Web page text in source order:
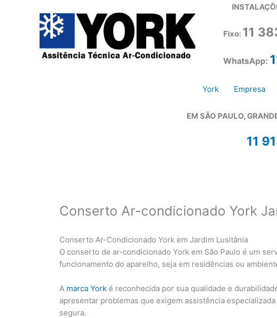
Fixo: 11
WhatsApp:
York Empresa
EM SÃO PAULO,
11
Conserto Ar-condicionado York
Conserto Ar-Condicionado York em Jardim Lusitânia
O conserto de ar-condicionado York em São Paulo é um
funcionamento do aparelho, seja em residências ou
A marca York é reconhecida por sua qualidade e
apresentar problemas que exigem assistência
segura.